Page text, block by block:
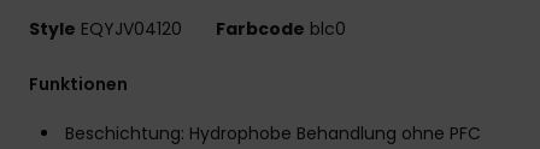
Style EQYJV04120 Farbcode blc0
Funktionen
Beschichtung: Hydrophobe Behandlung ohne PFC